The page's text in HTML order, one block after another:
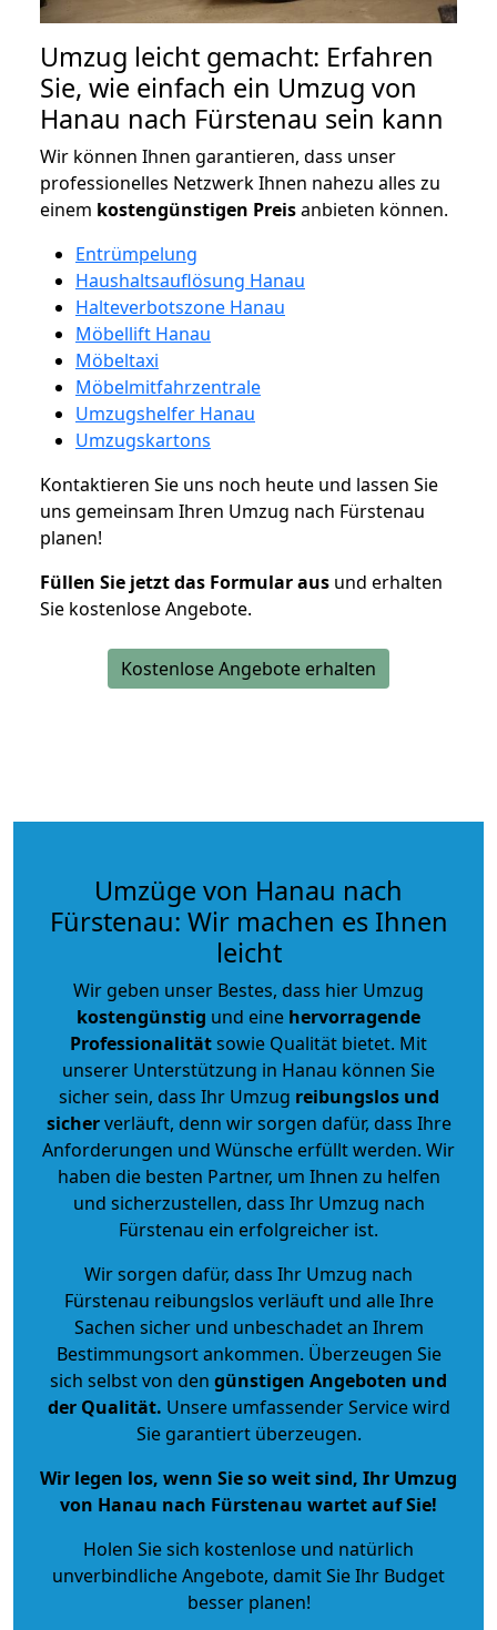
Umzug leicht gemacht: Erfahren
Sie, wie einfach ein Umzug von
Hanau nach Fürstenau sein kann
Wir können Ihnen garantieren, dass unser
professionelles Netzwerk Ihnen nahezu alles zu
einem kostengünstigen Preisanbieten können.
Entrümpelung
Haushaltsauflösung Hanau
Halteverbotszone Hanau
Möbellift Hanau
Möbeltaxi
Möbelmitfahrzentrale
Umzugshelfer Hanau
Umzugskartons
Kontaktieren Sie uns noch heute und lassen Sie
uns gemeinsam Ihren Umzug nach Fürstenau
planen!
Füllen Sie jetzt das Formular aus und erhalten
Sie kostenlose Angebote.
Kostenlose Angebote erhalten
Umzüge von Hanau nach
Fürstenau: Wir machen es Ihnen
leicht
Wir geben unser Bestes, dass hier Umzug
kostengünstig und eine hervorragende
Professionalitätsowie Qualität bietet. Mit
unserer Unterstützung in Hanau können Sie
sicher sein, dass Ihr Umzug reibungslos und
sicherverläuft, denn wir sorgen dafür, dass Ihre
Anforderungen und Wünsche erfüllt werden. Wir
haben die besten Partner, um Ihnen zu helfen
und sicherzustellen, dass Ihr Umzug nach
Fürstenau ein erfolgreicher ist.
Wir sorgen dafür, dass Ihr Umzug nach
Fürstenau reibungslos verläuft und alle Ihre
Sachen sicher und unbeschadet an Ihrem
Bestimmungsort ankommen. Überzeugen Sie
sich selbst von den günstigen Angeboten und
der Qualität. Unsere umfassender Service wird
Sie garantiert überzeugen.
Wir legen los, wenn Sie so weit sind, Ihr Umzug
von Hanau nach Fürstenau wartet auf Sie!
Holen Sie sich kostenlose und natürlich
unverbindliche Angebote, damit Sie Ihr Budget
besser planen!